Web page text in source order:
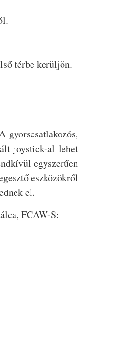
térbe kerüljön.
gyorscsatlakozós,
joystick-al lehet
egyszerűen
eszközökről
el.
FCAW-S: